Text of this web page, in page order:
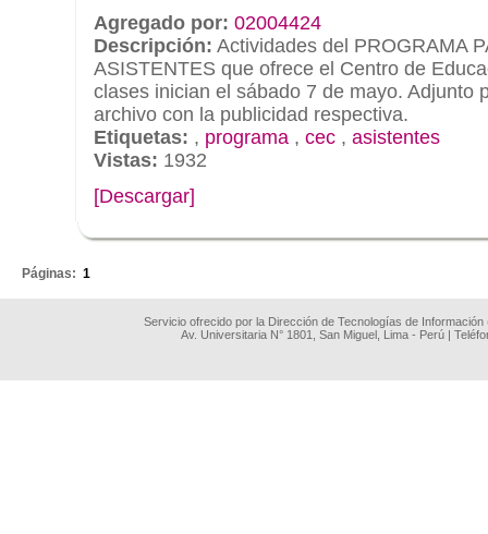
Agregado por: 02004424
Descripción: Actividades del PROGRAMA
ASISTENTES que ofrece el Centro de
clases inician el sábado 7 de mayo. Adjunto
archivo con la publicidad respectiva.
Etiquetas: , programa , cec , asistentes
Vistas: 1932
[Descargar]
Páginas: 1
Servicio ofrecido por la Dirección de Tecnologías de
Av. Universitaria N° 1801, San Miguel, Lima - Perú |